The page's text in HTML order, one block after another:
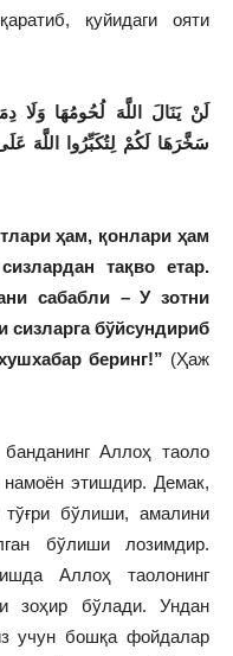
қуйидаги ояти
لَنْ يَنَالَ اللَّهَ لُحُومُهَا وَلَا
سَخَّرَهَا لَكُمْ لِتُكَبِّرُوا اللَّهَ
ҳам, қонлари ҳам
тақво етар.
сабабли – У зотни
сизларга бўйсундириб
беринг!” (Ҳаж
Аллоҳ таоло
этишдир. Демак,
бўлиши, амалини
бўлиши лозимдир.
Аллоҳ таолонинг
зоҳир бўлади. Ундан
учун бошқа фойдалар